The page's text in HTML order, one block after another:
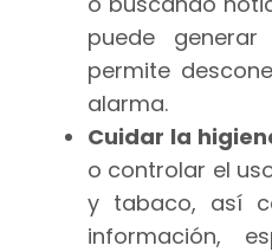
puede
permite
alarma.
Cuidar la
o controlar el
y tabaco, así
información,